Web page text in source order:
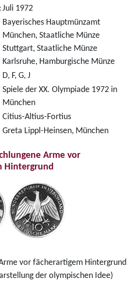
Juli 1972
Bayerisches Hauptmünzamt
München, Staatliche Münze
Stuttgart, Staatliche Münze
Karlsruhe, Hamburgische Münze
D, F, G, J
Spiele der XX. Olympiade 1972 in
München
Citius-Altius-Fortius
Greta Lippl-Heinsen, München
Arme vor
Hintergrund
vor fächerartigem Hintergrund
der olympischen Idee)